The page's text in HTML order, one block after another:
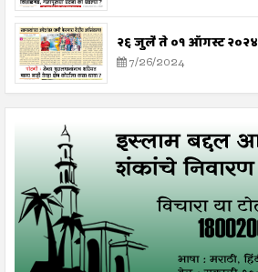
२६ जुलै ते ०१ ऑगस्ट २०२४
7/26/2024